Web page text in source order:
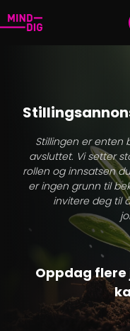
Stillingen er enten
avsluttet. Vi setter
rollen og innsatsen
er ingen grunn til
invitere deg til
Oppdag